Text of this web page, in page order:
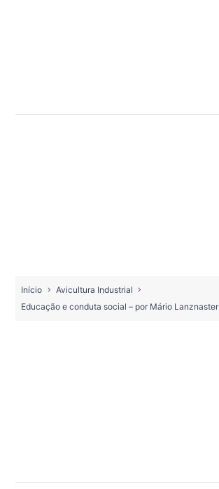
Início
Avicultura Industrial
Educação e conduta social – por Mário Lanznaster